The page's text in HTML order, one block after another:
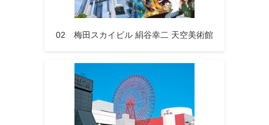
02 梅田スカイビル 絹谷幸二 天空美術館